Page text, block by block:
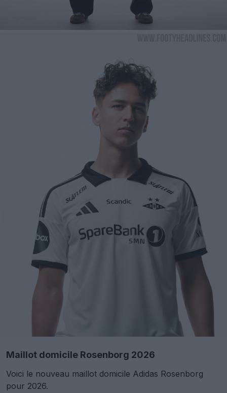
Maillot domicile Rosenborg 2026
Voici le nouveau maillot domicile Adidas Rosenborg
pour 2026.